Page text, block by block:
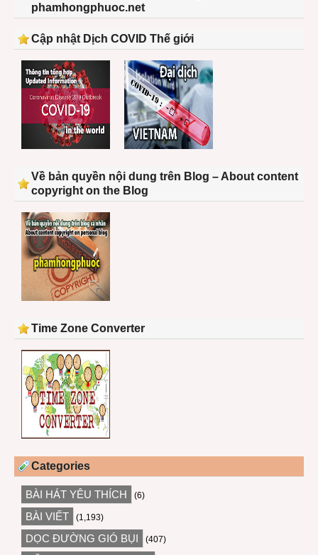
phamhongphuoc.net
Cập nhật Dịch COVID Thế giới
Về bản quyền nội dung trên Blog – About content
copyright on the Blog
Time Zone Converter
Categories
BÀI HÁT YÊU THÍCH (6)
BÀI VIẾT (1,193)
DỌC ĐƯỜNG GIÓ BỤI (407)